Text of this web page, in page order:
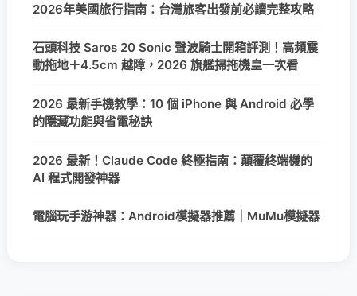
2026年美國旅行指南：台灣旅客出發前必讀完整攻略
石頭科技 Saros 20 Sonic 聲波騎士開箱評測！高頻震
動拖地＋4.5cm 越障，2026 旗艦掃拖機皇一次看
2026 最新手機教學：10 個 iPhone 與 Android 必學
的隱藏功能與省電秘訣
2026 最新！Claude Code 終極指南：顛覆終端機的
AI 程式開發神器
電腦玩手游神器：Android模擬器推薦｜MuMu模擬器